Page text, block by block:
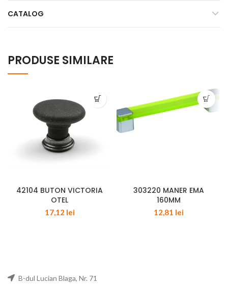
CATALOG
PRODUSE SIMILARE
42104 BUTON VICTORIA
OTEL
17,12 lei
303220 MANER EMA
160MM
12,81 lei
B-dul Lucian Blaga, Nr. 71